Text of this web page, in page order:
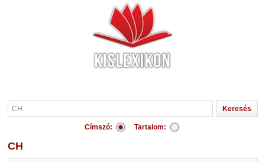
Címszó: Tartalom:
CH